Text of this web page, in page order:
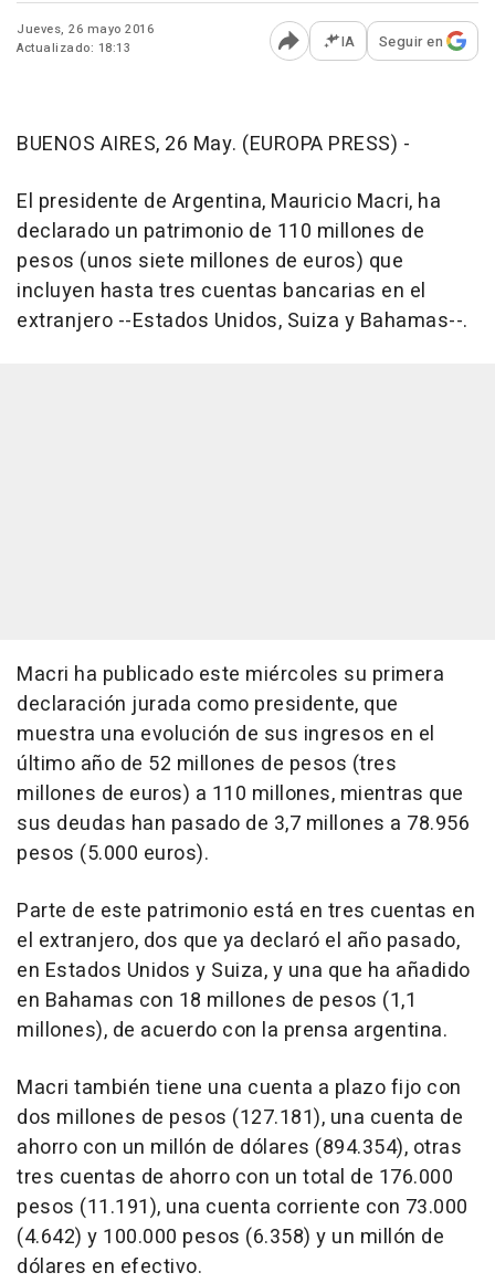
Jueves, 26 mayo 2016
Actualizado: 18:13
Abrir opciones para
IA Seguir en
BUENOS AIRES, 26 May. (EUROPA PRESS) -
El presidente de Argentina, Mauricio Macri, ha
declarado un patrimonio de 110 millones de
pesos (unos siete millones de euros) que
incluyen hasta tres cuentas bancarias en el
extranjero --Estados Unidos, Suiza y Bahamas--.
Macri ha publicado este miércoles su primera
declaración jurada como presidente, que
muestra una evolución de sus ingresos en el
último año de 52 millones de pesos (tres
millones de euros) a 110 millones, mientras que
sus deudas han pasado de 3,7 millones a 78.956
pesos (5.000 euros).
Parte de este patrimonio está en tres cuentas en
el extranjero, dos que ya declaró el año pasado,
en Estados Unidos y Suiza, y una que ha añadido
en Bahamas con 18 millones de pesos (1,1
millones), de acuerdo con la prensa argentina.
Macri también tiene una cuenta a plazo fijo con
dos millones de pesos (127.181), una cuenta de
ahorro con un millón de dólares (894.354), otras
tres cuentas de ahorro con un total de 176.000
pesos (11.191), una cuenta corriente con 73.000
(4.642) y 100.000 pesos (6.358) y un millón de
dólares en efectivo.